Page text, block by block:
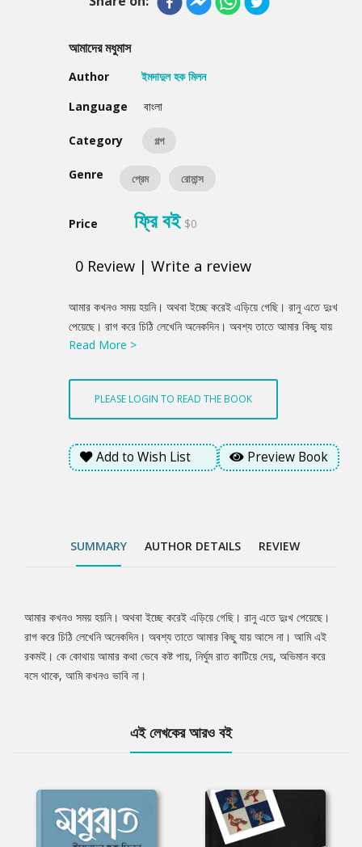
আমাদের মধুমাস
Author
ইমদাদুল হক মিলন
Language
বাংলা
Category গল্প
Genre প্রেম রোমান্স
Price ফ্রি বই $0
0 Review | Write a review
Summery
আমার কখনও সময় হয়নি। অথবা ইচ্ছে করেই এড়িয়ে গেছি। রানু এতে দুঃখ
পেয়েছে। রাগ করে চিঠি লেখেনি অনেকদিন। অবশ্য তাতে আমার কিছু যায়
আসে না। আমি এই রকমই। কে কোথায় আমার কথা ভেবে কষ্ট পায়, নির্ঘুম রাত
Read More >
PLEASE LOGIN TO READ THE BOOK
Add to Wish List Preview Book
SUMMARY AUTHOR DETAILS REVIEW
Tab
Article
আমার কখনও সময় হয়নি। অথবা ইচ্ছে করেই এড়িয়ে গেছি। রানু এতে দুঃখ পেয়েছে।
রাগ করে চিঠি লেখেনি অনেকদিন। অবশ্য তাতে আমার কিছু যায় আসে না। আমি এই
রকমই। কে কোথায় আমার কথা ভেবে কষ্ট পায়, নির্ঘুম রাত কাটিয়ে দেয়, অভিমান করে
বসে থাকে, আমি কখনও ভাবি না।
এই লেখকের আরও বই